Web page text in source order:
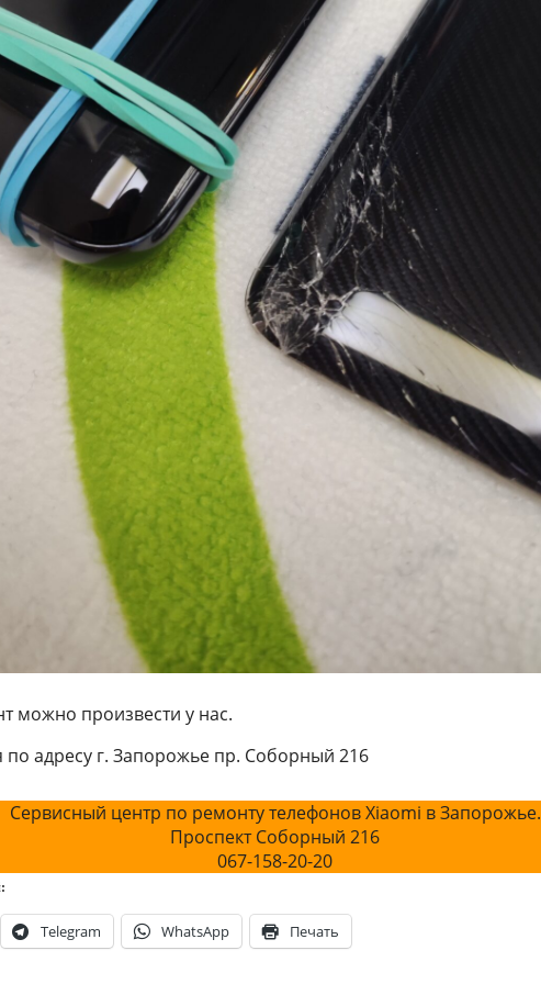
можно произвести у нас.
адресу г. Запорожье пр. Соборный 216
Сервисный центр по ремонту телефонов Xiaomi в Запорожье.
Проспект Соборный 216
067-158-20-20
Telegram WhatsApp Печать